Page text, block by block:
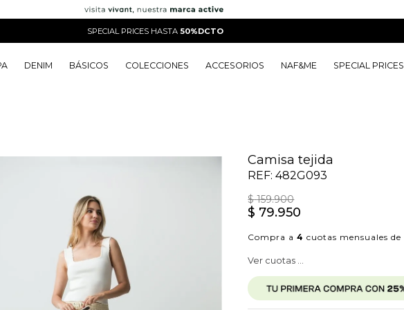
SPECIAL PRICES HASTA 50%DCTO
DENIM BÁSICOS COLECCIONES ACCESORIOS NAF&ME SPECIAL PRICES
Camisa tejida
REF:482G093
$ 159.900
$ 79.950
Compra a4 cuotas mensuales de
Ver cuotas ...